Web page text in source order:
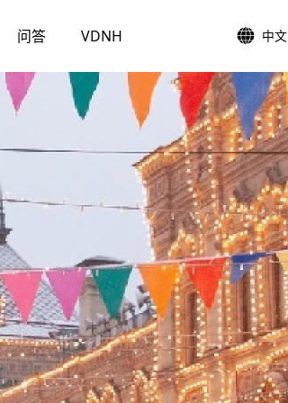
问答 VDNH 中文